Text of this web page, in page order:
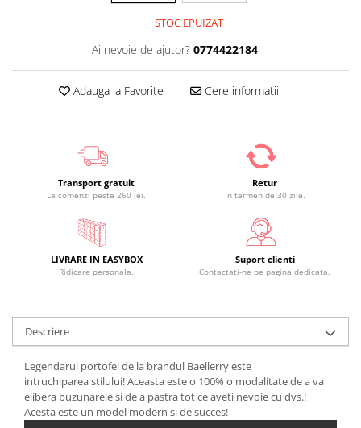
STOC EPUIZAT
Ai nevoie de ajutor? 0774422184
Adauga la Favorite Cere informatii
Transport gratuit
La comenzi peste 260 lei.
Retur
In termen de 30 zile.
LIVRARE IN EASYBOX
Ridicare personala.
Suport clienti
Contactati-ne pe pagina dedicata.
Descriere
Legendarul portofel de la brandul Baellerry este
intruchiparea stilului! Aceasta este o 100% o modalitate de a va
elibera buzunarele si de a pastra tot ce aveti nevoie cu dvs.!
Acesta este un model modern si de succes!